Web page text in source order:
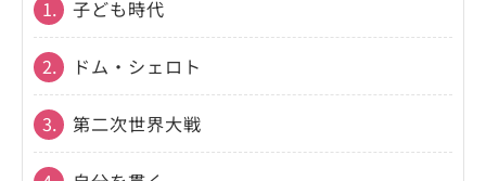
1. 子ども時代
2. ドム・シェロト
3. 第二次世界大戦